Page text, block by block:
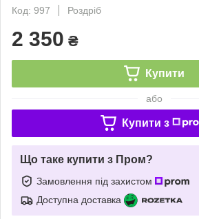
Код: 997
Роздріб
2 350 ₴
Купити
або
Купити з
Що таке купити з Пром?
Замовлення під захистом
Доступна доставка